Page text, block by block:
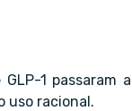
1 passaram a
uso racional.